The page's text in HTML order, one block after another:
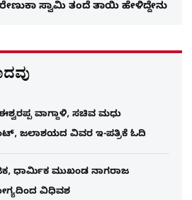
ಸ್ವಾಮಿ ತಂದೆ ತಾಯಿ ಹೇಳಿದ್ದೇನು
ವಾಗ್ದಾಳಿ, ಸಚಿವ ಮಧು
ಜಲಾಶಯದ ವಿವರ ಇ-ಪತ್ರಿಕೆ ಓದಿ
ಧಾರ್ಮಿಕ ಮುಖಂಡ ನಾಗರಾಜ
ವಿಧಿವಶ